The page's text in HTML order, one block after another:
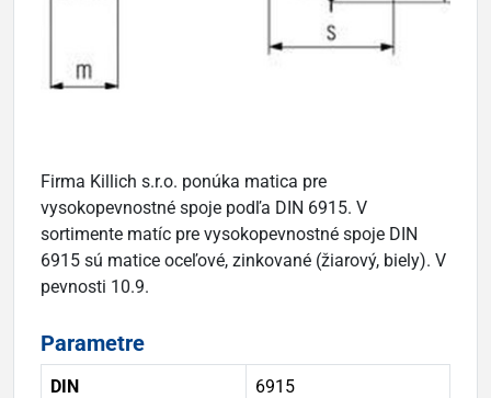
Firma Killich s.r.o. ponúka matica pre
vysokopevnostné spoje podľa DIN 6915. V
sortimente matíc pre vysokopevnostné spoje DIN
6915 sú matice oceľové, zinkované (žiarový, biely). V
pevnosti 10.9.
Parametre
DIN 6915